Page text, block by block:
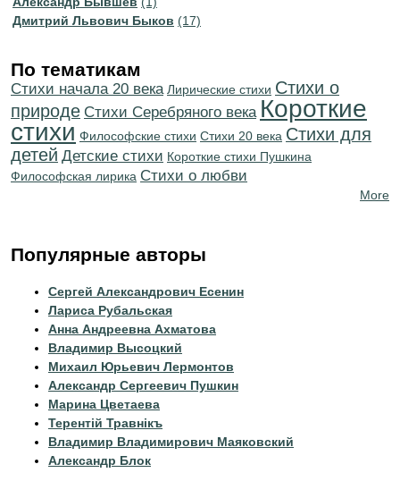
Дмитрий Львович Быков (17)
По тематикам
Cтихи начала 20 века Лирические стихи Стихи о
природе Cтихи Серебряного века Короткие
стихи Философские стихи Стихи 20 века Стихи для
детей Детские стихи Короткие стихи Пушкина
Философская лирика Стихи о любви
More
Популярные авторы
Сергей Александрович Есенин
Лариса Рубальская
Анна Андреевна Ахматова
Владимир Высоцкий
Михаил Юрьевич Лермонтов
Александр Сергеевич Пушкин
Марина Цветаева
Терентiй Травнiкъ
Владимир Владимирович Маяковский
Александр Блок